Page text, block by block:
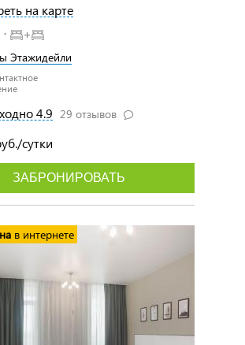
на карте
+
Этажидейли
4.9 29 отзывов
сутки
ЗАБРОНИРОВАТЬ
в интернете